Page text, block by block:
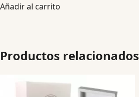
Añadir al carrito
Productos relacionados